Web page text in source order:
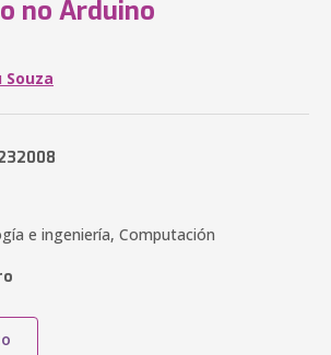
no Arduino
e ingeniería, Computación